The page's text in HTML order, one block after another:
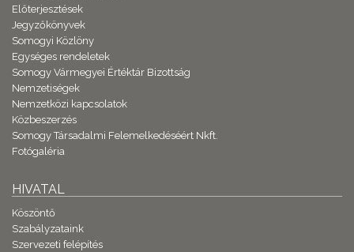
Előterjesztések
Jegyzőkönyvek
Somogyi Közlöny
Egységes rendeletek
Somogy Vármegyei Értéktár Bizottság
Nemzetiségek
Nemzetközi kapcsolatok
Közbeszerzés
Somogy Társadalmi Felemelkedéséért Nkft.
Fotógaléria
HIVATAL
Köszöntő
Szabályzataink
Szervezeti felépítés